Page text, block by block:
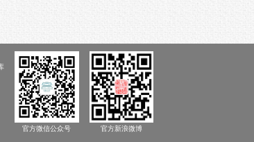
官方微信公众号 官方新浪微博